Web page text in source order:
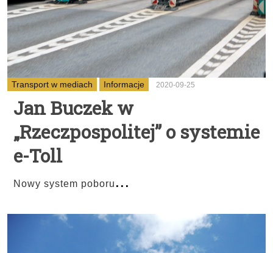
Transport w mediach Informacje 2020-09-25
Jan Buczek w
„Rzeczpospolitej” o systemie
e-Toll
Nowy system poboru ...